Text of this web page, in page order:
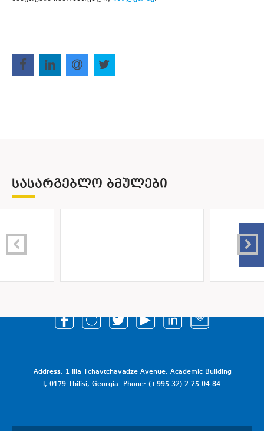
ᲡᲐᲡᲐᲠᲒᲔᲑᲚᲝ ᲑᲛᲣᲚᲔᲑᲘ
Address: 1 Ilia Tchavtchavadze Avenue, Academic Building
I, 0179 Tbilisi, Georgia. Phone: (+995 32) 2 25 04 84